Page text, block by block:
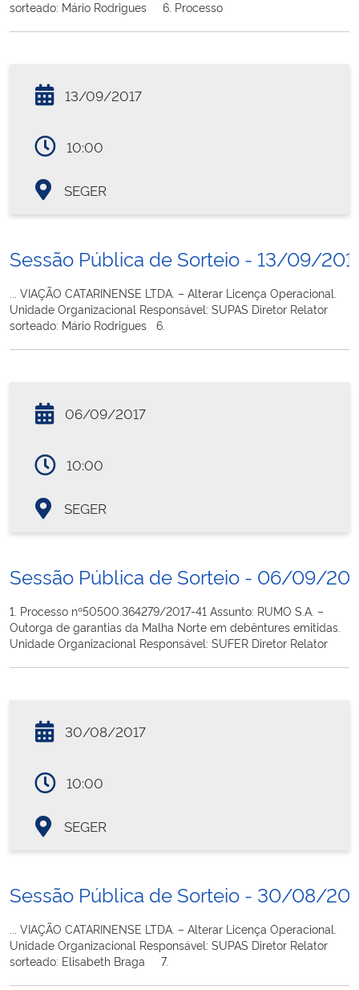
sorteado: Mário Rodrigues 6. Processo
13/09/2017
10:00
SEGER
Sessão Pública de Sorteio - 13/09/
... VIAÇÃO CATARINENSE LTDA. – Alterar Licença Operacional.
Unidade Organizacional Responsável: SUPAS Diretor Relator
sorteado: Mário Rodrigues 6.
06/09/2017
10:00
SEGER
Sessão Pública de Sorteio - 06/09/
1. Processo nº50500.364279/2017-41 Assunto: RUMO S.A. –
Outorga de garantias da Malha Norte em debêntures emitidas.
Unidade Organizacional Responsável: SUFER Diretor Relator
30/08/2017
10:00
SEGER
Sessão Pública de Sorteio - 30/08/
... VIAÇÃO CATARINENSE LTDA. – Alterar Licença Operacional.
Unidade Organizacional Responsável: SUPAS Diretor Relator
sorteado: Elisabeth Braga 7.